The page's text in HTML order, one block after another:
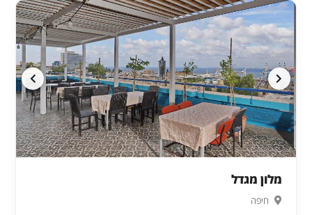
מלון מגדל
חיפה